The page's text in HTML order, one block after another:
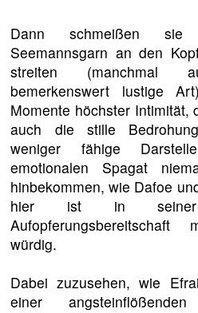
Dann schmeißen sie
Seemannsgarn an den
streiten (manchmal
bemerkenswert lustige
Momente höchster Intimität,
auch die stille
weniger fähige
emotionalen Spagat
hinbekommen, wie Dafoe
hier ist in
Aufopferungsbereitschaft
würdig.
Dabei zuzusehen, wie
einer